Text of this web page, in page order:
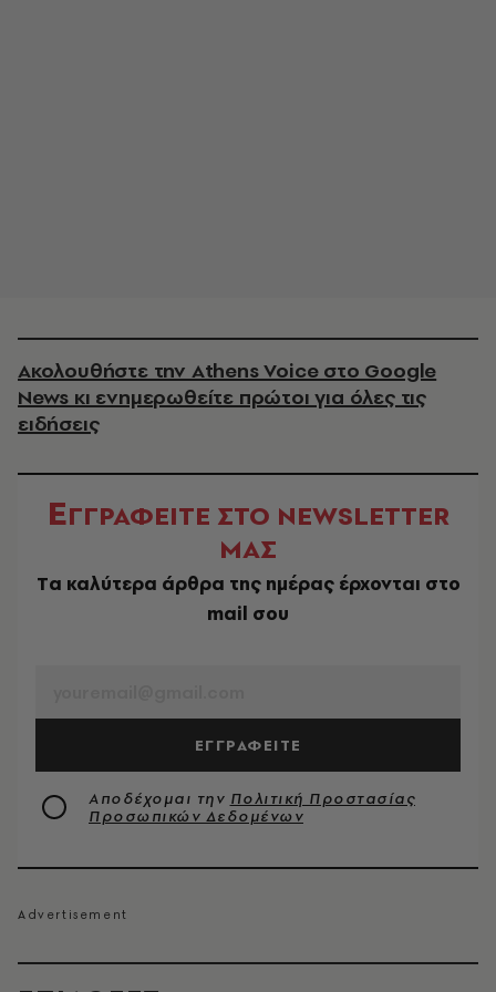
Ακολουθήστε την Athens Voice στο Google
News κι ενημερωθείτε πρώτοι για όλες τις
ειδήσεις
ΕΓΓΡΑΦΕΙΤΕ ΣΤΟ NEWSLETTER
ΜΑΣ
Tα καλύτερα άρθρα της ημέρας έρχονται στο
mail σου
ΕΓΓΡΑΦΕΙΤΕ
Αποδέχομαι την Πολιτική Προστασίας
Προσωπικών Δεδομένων